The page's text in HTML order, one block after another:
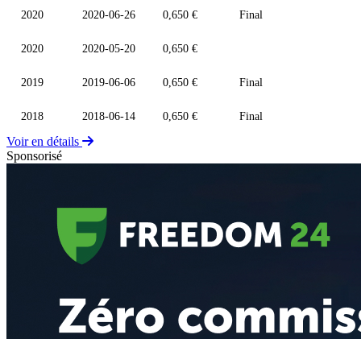
2020 2020-06-26 0,650 € Final
2020 2020-05-20 0,650 €
2019 2019-06-06 0,650 € Final
2018 2018-06-14 0,650 € Final
Voir en détails
Sponsorisé